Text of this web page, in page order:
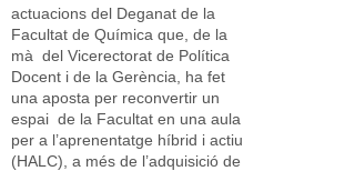
actuacions del Deganat de la
Facultat de Química que, de la
mà del Vicerectorat de Política
Docent i de la Gerència, ha fet
una aposta per reconvertir un
espai de la Facultat en una aula
per a l’aprenentatge híbrid i actiu
(HALC), a més de l’adquisició de